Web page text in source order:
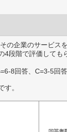
の企業のサービス
4段階で評価しても
8回答、C=3-5回
。